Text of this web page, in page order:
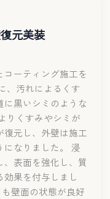
元美装
ーティング施工を
、汚れによるくす
黒いシミのような
りくすみやシミが
復元し、外壁は施工
になりました。 浸
、表面を強化し、質
果を付与しまし
壁面の状態が良好